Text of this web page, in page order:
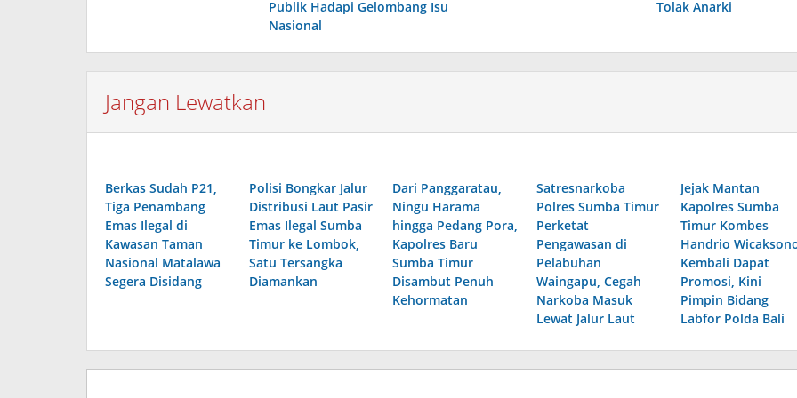
Publik Hadapi Gelombang Isu
Nasional
Tolak Anarki
Jangan Lewatkan
Berkas Sudah P21,
Tiga Penambang
Emas Ilegal di
Kawasan Taman
Nasional Matalawa
Segera Disidang
Polisi Bongkar Jalur
Distribusi Laut Pasir
Emas Ilegal Sumba
Timur ke Lombok,
Satu Tersangka
Diamankan
Dari Panggaratau,
Ningu Harama
hingga Pedang Pora,
Kapolres Baru
Sumba Timur
Disambut Penuh
Kehormatan
Satresnarkoba
Polres Sumba Timur
Perketat
Pengawasan di
Pelabuhan
Waingapu, Cegah
Narkoba Masuk
Lewat Jalur Laut
Jejak Mantan
Kapolres Sumba
Timur Kombes
Handrio
Kembali Dapat
Promosi, Kini
Pimpin Bidang
Labfor Polda Bali